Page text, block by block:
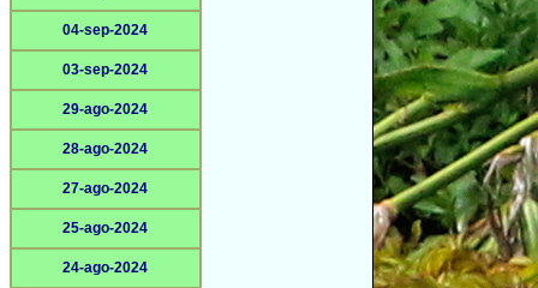
04-sep-2024
03-sep-2024
29-ago-2024
28-ago-2024
27-ago-2024
25-ago-2024
24-ago-2024